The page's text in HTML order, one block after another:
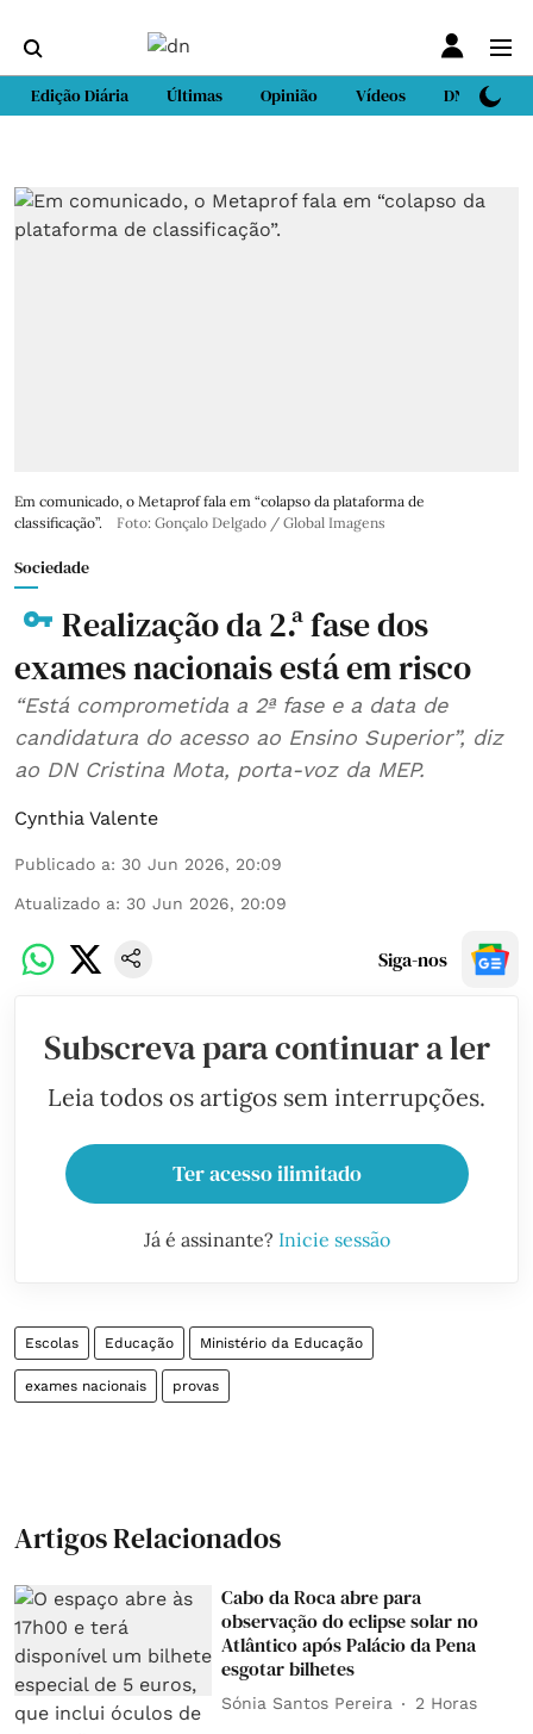
Edição Diária Últimas Opinião Vídeos DN Sport
Em comunicado, o Metaprof fala em “colapso da plataforma de
classificação”.
Foto: Gonçalo Delgado / Global Imagens
Sociedade
Realização da 2.ª fase dos
exames nacionais está em risco
“Está comprometida a 2ª fase e a data de
candidatura do acesso ao Ensino Superior”, diz
ao DN Cristina Mota, porta-voz da MEP.
Cynthia Valente
Publicado a: 30 Jun 2026, 20:09
Atualizado a: 30 Jun 2026, 20:09
Siga-nos
Subscreva para continuar a ler
Leia todos os artigos sem interrupções.
Ter acesso ilimitado
Já é assinante? Inicie sessão
Escolas Educação Ministério da Educação
exames nacionais provas
Artigos Relacionados
Cabo da Roca abre para
observação do eclipse solar no
Atlântico após Palácio da Pena
esgotar bilhetes
Sónia Santos Pereira 2 Horas